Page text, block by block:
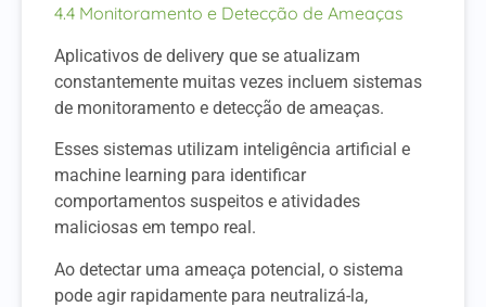
4.4 Monitoramento e Detecção de Ameaças
Aplicativos de delivery que se atualizam
constantemente muitas vezes incluem sistemas
de monitoramento e detecção de ameaças.
Esses sistemas utilizam inteligência artificial e
machine learning para identificar
comportamentos suspeitos e atividades
maliciosas em tempo real.
Ao detectar uma ameaça potencial, o sistema
pode agir rapidamente para neutralizá-la,